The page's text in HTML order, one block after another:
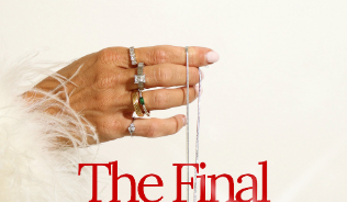
BENZYL SALICYLATE,